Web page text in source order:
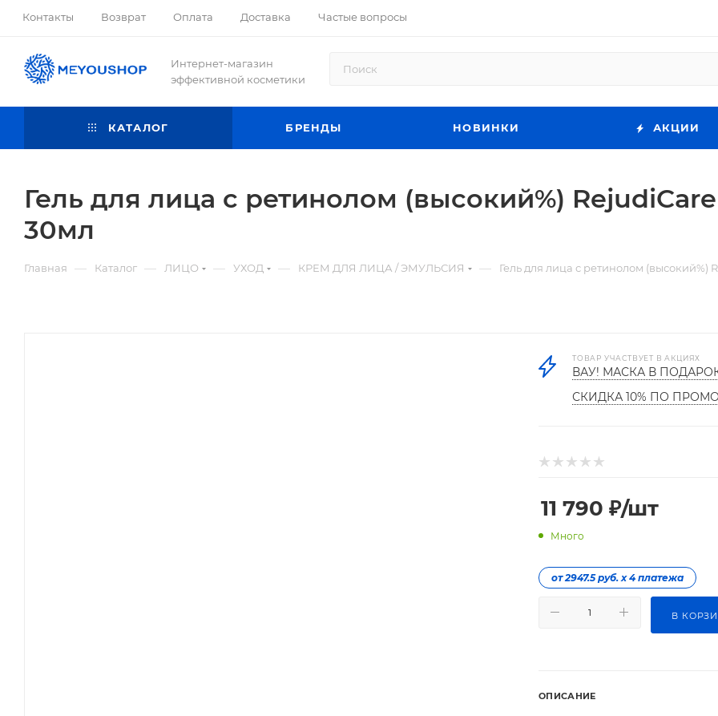
Контакты Возврат Оплата Доставка Частые вопросы
Интернет-магазин
эффективной косметики
КАТАЛОГ БРЕНДЫ НОВИНКИ АКЦИИ
Гель для лица с ретинолом (высокий%)
30мл
Главная — Каталог — ЛИЦО — УХОД — КРЕМ ДЛЯ ЛИЦА / ЭМУЛЬСИЯ — Гель для лица с ретинолом (высокий%)
ТОВАР УЧАСТВУЕТ В АКЦИЯХ
ВАУ! МАСКА В
СКИДКА 10% ПО
11 790 ₽/шт
Много
от 2947.5 руб. х 4 платежа
В
ОПИСАНИЕ